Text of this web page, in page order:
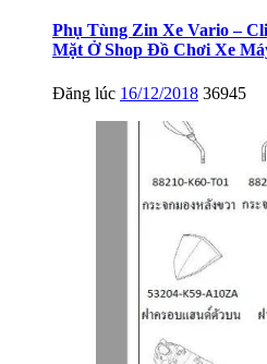
Phụ Tùng Zin Xe Vario –
Mặt Ở Shop Đồ Chơi Xe
Đăng lúc 16/12/2018 36945